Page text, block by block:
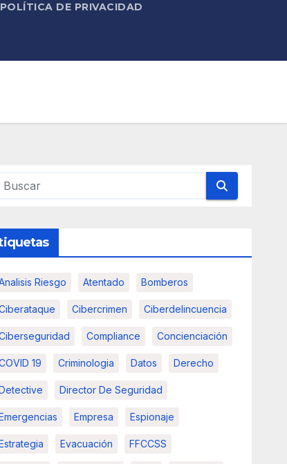
POLÍTICA DE PRIVACIDAD
Riesgo Atentado Bomberos
Cibercrimen Ciberdelincuencia
Compliance Concienciación
19 Criminologia Datos Derecho
Director De Seguridad
Empresa Espionaje
Evacuación FFCCSS